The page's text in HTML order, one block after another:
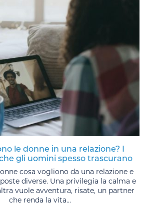
le donne in una relazione? I
gli uomini spesso trascurano
cosa vogliono da una relazione e
diverse. Una privilegia la calma e
vuole avventura, risate, un partner
che renda la vita...